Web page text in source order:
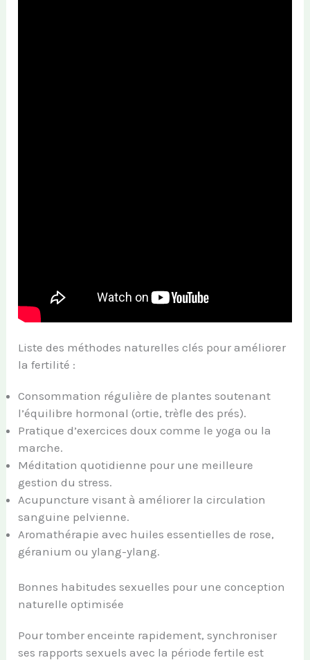
Liste des méthodes naturelles clés pour améliorer
la fertilité :
Consommation régulière de plantes soutenant
l’équilibre hormonal (ortie, trèfle des prés).
Pratique d’exercices doux comme le yoga ou la
marche.
Méditation quotidienne pour une meilleure
gestion du stress.
Acupuncture visant à améliorer la circulation
sanguine pelvienne.
Aromathérapie avec huiles essentielles de rose,
géranium ou ylang-ylang.
Bonnes habitudes sexuelles pour une conception
naturelle optimisée
Pour tomber enceinte rapidement, synchroniser
ses rapports sexuels avec la période fertile est